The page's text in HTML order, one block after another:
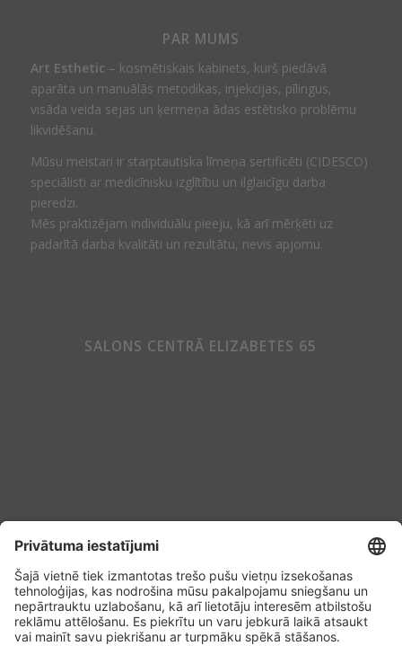
PAR MUMS
Art Esthetic – kosmētiskais kabinets, kurš piedāvā
aparāta un manuālās metodikas, injekcijas, pīlingus,
visāda veida sejas un ķermeņa ādas estētisko problēmu
likvidēšanu.
Mūsu meistari ir starptautiska līmeņa sertificēti (CIDESCO)
speciālisti ar medicīnisku izglītību un ilglaicīgu darba
pieredzi.
Mēs praktizējam individuālu pieeju, kā arī mērķēti uz
padarītā darba kvalitāti un rezultātu, nevis apjomu.
SALONS CENTRĀ ELIZABETES 65
Sīkdatņu politika
Konfidencialitātes noteikumi